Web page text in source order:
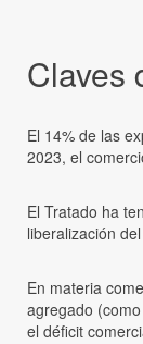
Claves
El 14% de las
2023, el
El Tratado ha
liberalización
En materia
agregado
el déficit